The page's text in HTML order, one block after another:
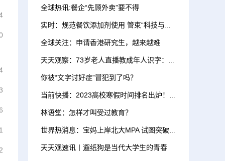
全球热讯:餐企“先顾外卖”要不得
实时：规范餐饮添加剂使用 管束“科技与狠活”
全球关注：申请香港研究生，越来越难
天天观察：73岁老人直播教成年人识字：他们不该被忽视
你被“文字讨好症”冒犯到了吗？
当前快播：2023高校寒假时间排名出炉！有人喜提57天寒假
林语堂：怎样才叫受过教育？
世界热消息：宝妈上岸北大MPA 试图突破一堵无形的墙
天天观速讯丨遛纸狗是当代大学生的青春